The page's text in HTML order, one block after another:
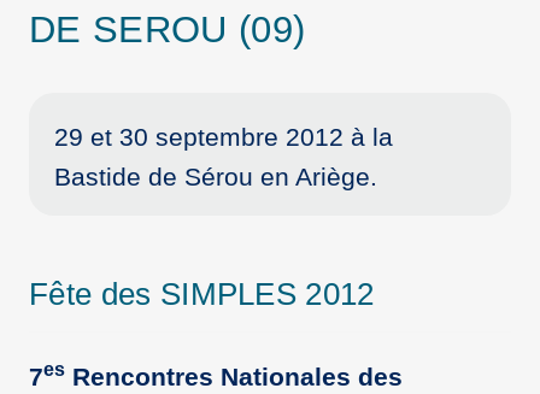
DE SEROU (09)
29 et 30 septembre 2012 à la
Bastide de Sérou en Ariège.
Fête des SIMPLES 2012
7es Rencontres Nationales des